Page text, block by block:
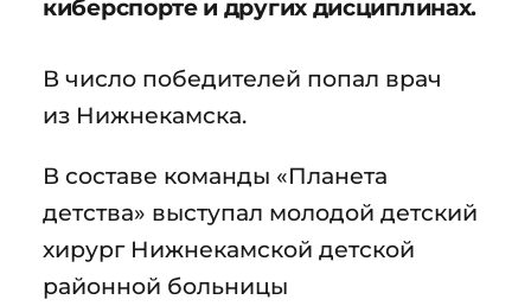
киберспорте и других дисциплинах.
В число победителей попал врач
из Нижнекамска.
В составе команды «Планета
детства» выступал молодой детский
хирург Нижнекамской детской
районной больницы